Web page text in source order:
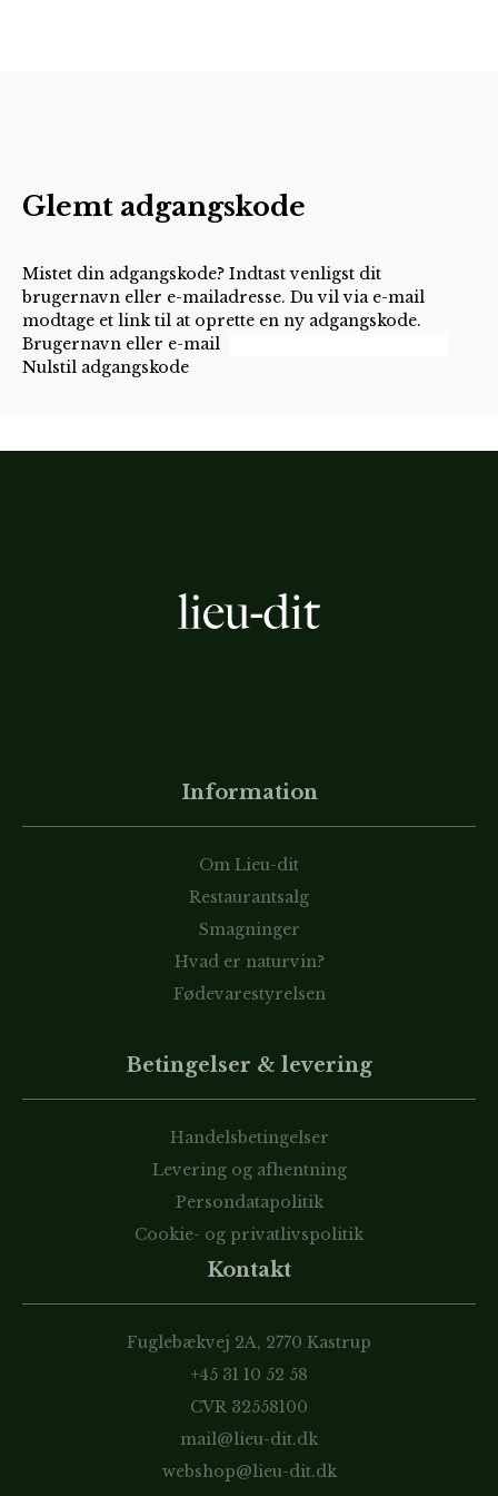
Glemt adgangskode
Mistet din adgangskode? Indtast venligst dit
brugernavn eller e-mailadresse. Du vil via e-mail
modtage et link til at oprette en ny adgangskode.
Brugernavn eller e-mail
Nulstil adgangskode
Information
Om Lieu-dit
Restaurantsalg
Smagninger
Hvad er naturvin?
Fødevarestyrelsen
Betingelser & levering
Handelsbetingelser
Levering og afhentning
Persondatapolitik
Cookie- og privatlivspolitik
Kontakt
Fuglebækvej 2A, 2770 Kastrup
+45 31 10 52 58
CVR 32558100
mail@lieu-dit.dk
webshop@lieu-dit.dk